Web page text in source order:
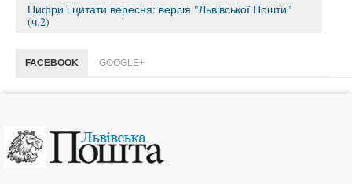
Цифри і цитати вересня: версія "Львівської Пошти"
(ч.2)
FACEBOOK GOOGLE+